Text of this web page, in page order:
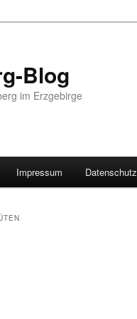
Blog
im Erzgebirge
Impressum Datenschutz